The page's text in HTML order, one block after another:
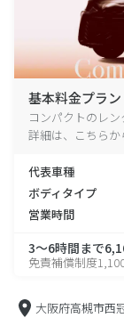
基本料金プラン
コンパクトのレ
詳細は、こちらか
代表車種
ボディタイプ
営業時間
3～6時間まで
免責補償制度
大阪府高槻市西